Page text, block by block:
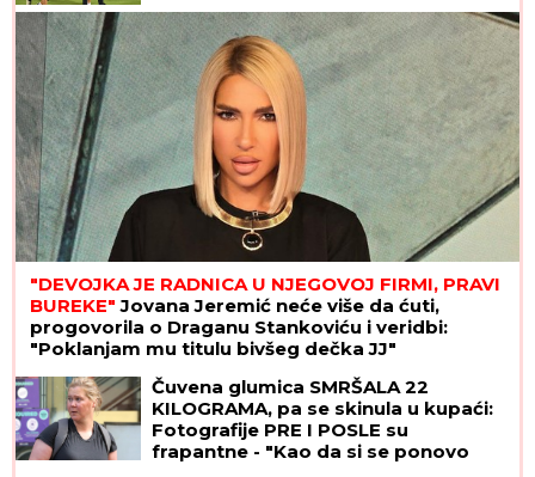
"DEVOJKA JE RADNICA U NJEGOVOJ FIRMI, PRAVI
BUREKE" Jovana Jeremić neće više da ćuti,
progovorila o Draganu Stankoviću i veridbi:
"Poklanjam mu titulu bivšeg dečka JJ"
Čuvena glumica SMRŠALA 22
KILOGRAMA, pa se skinula u kupaći:
Fotografije PRE I POSLE su
frapantne - "Kao da si se ponovo